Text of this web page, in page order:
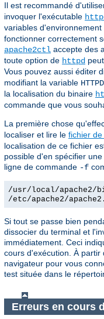
Il est recommandé
invoquer l'exécutable
variables
fonctionner correctement
apache2ctl accepte des
toute option de httpd
Vous pouvez aussi éditer
modifiant la variable HTTPD
la localisation du binaire
commande que vous
La première chose
localiser et lire le fichier
localisation de ce fichier
possible d'en spécifier
ligne de commande -f
/usr/local/apache2/
/etc/apache2/
Si tout se passe bien
dissocier du terminal et
immédiatement. Ceci
cours d'exécution. À
navigateur pour vous
test située dans le
Erreurs en cours